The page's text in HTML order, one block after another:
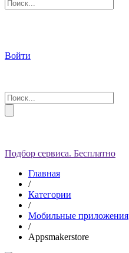
Войти
Подбор сервиса. Бесплатно
Главная
/
Категории
/
Мобильные приложения
/
Appsmakerstore